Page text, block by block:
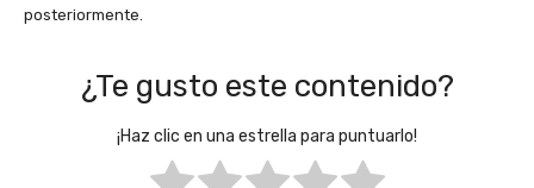
posteriormente.
¿Te gusto este contenido?
¡Haz clic en una estrella para puntuarlo!